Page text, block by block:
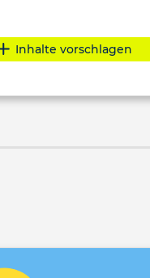
Inhalte vorschlagen